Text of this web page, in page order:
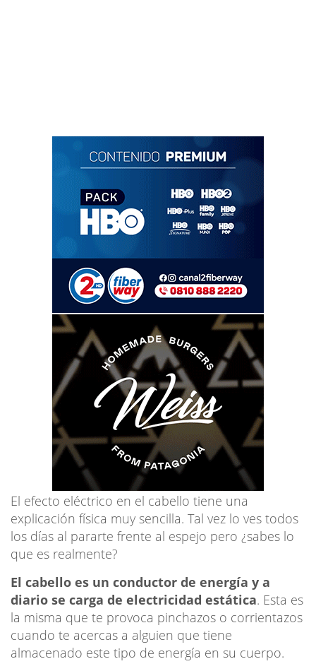
El efecto eléctrico en el cabello tiene una
explicación física muy sencilla. Tal vez lo ves todos
los días al pararte frente al espejo pero ¿sabes lo
que es realmente?
El cabello es un conductor de energía y a
diario se carga de electricidad estática. Esta es
la misma que te provoca pinchazos o corrientazos
cuando te acercas a alguien que tiene
almacenado este tipo de energía en su cuerpo.